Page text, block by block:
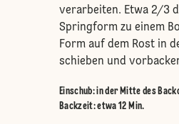
verarbeiten. Etwa 2/3
Springform zu einem
Form auf dem Rost in
schieben und
Einschub:in der Mitte des
Backzeit: etwa 12 Min.